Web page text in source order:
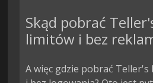
Skąd pobrać
limitów i bez
A więc gdzie pobrać